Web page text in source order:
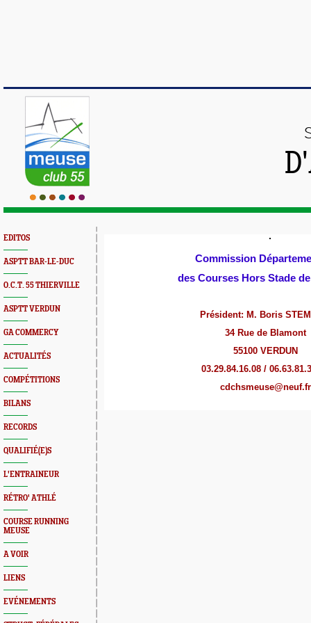
EDITOS
ASPTT BAR-LE-DUC
O.C.T. 55 THIERVILLE
ASPTT VERDUN
GA COMMERCY
ACTUALITÉS
COMPÉTITIONS
BILANS
RECORDS
QUALIFIÉ(E)S
L'ENTRAINEUR
RÉTRO' ATHLÉ
COURSE RUNNING
MEUSE
A VOIR
LIENS
EVÉNEMENTS
Commission
des Courses Hors Stade
Président: M. Boris
34 Rue de Blamont
55100 VERDUN
03.29.84.16.08 /
cdchsmeuse@neuf.fr